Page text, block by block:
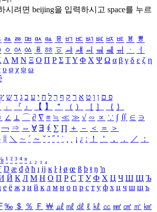
시려면 beijing을 입력하시고 space를 누르
ㅬ ㅭ ㅮ ㅯ ㅰ ㅱ ㅲ ㅳ ㅴ ㅵ ㅶ ㅷ ㅸ
ㅹ
ㆁ ㆂ ㆃ ㆄ ㆅ ㆆ ㆇ ㆈ ㆉ ㆊ ㆋ ㆌ ㆍ
ㆎ
Λ Μ Ν Ξ Ο Π Ρ Σ ΤΥ Φ Χ Ψ Ω α β γ δ ε ζ η
υ φ χ ψ ω
פ ם ן ו ט א ר ק ף ך ל ח י ע כ ג ד ש ץ
」 『 』 【 】 ＂ （ ） ［ ］ ｛ ｝
∠ ⊥ ⌒ ∂ ∇ ≡ ≒ ≪ ≫ √ ∽ ∝ ∵ ∫ ∬ ∈ ∋
￢ ⇒ ⇔ ∀ ∃ ∮ ∑ ∏ ＋ － ＜ ＝
＞
＼ ∼ ´ ～ ˇ ˘ ˝ ˚ ˙ ¸ ¡ ¿ ː ！ ＇ ， ． ／
：
¹ ² ³ ⁴ ⁿ ₁ ₂ ₃ ₄
Ŋ æ đ ð ħ ı ĳ ĸ ŀ ł ø œ ß þ ŧ ŋ ŉ
Й К Л М Н О П Р С Т У Ф Х Ц Ч Ш Щ Ъ
е ё ж з и й к л м н о п р с т у ф х ц ч ш щ ъ
‰ ＄ ％ Ｆ ￦ ㎕ ㎖ ㎗ ℓ ㎘ ㏄ ㎣ ㎤ ㎥ ㎦